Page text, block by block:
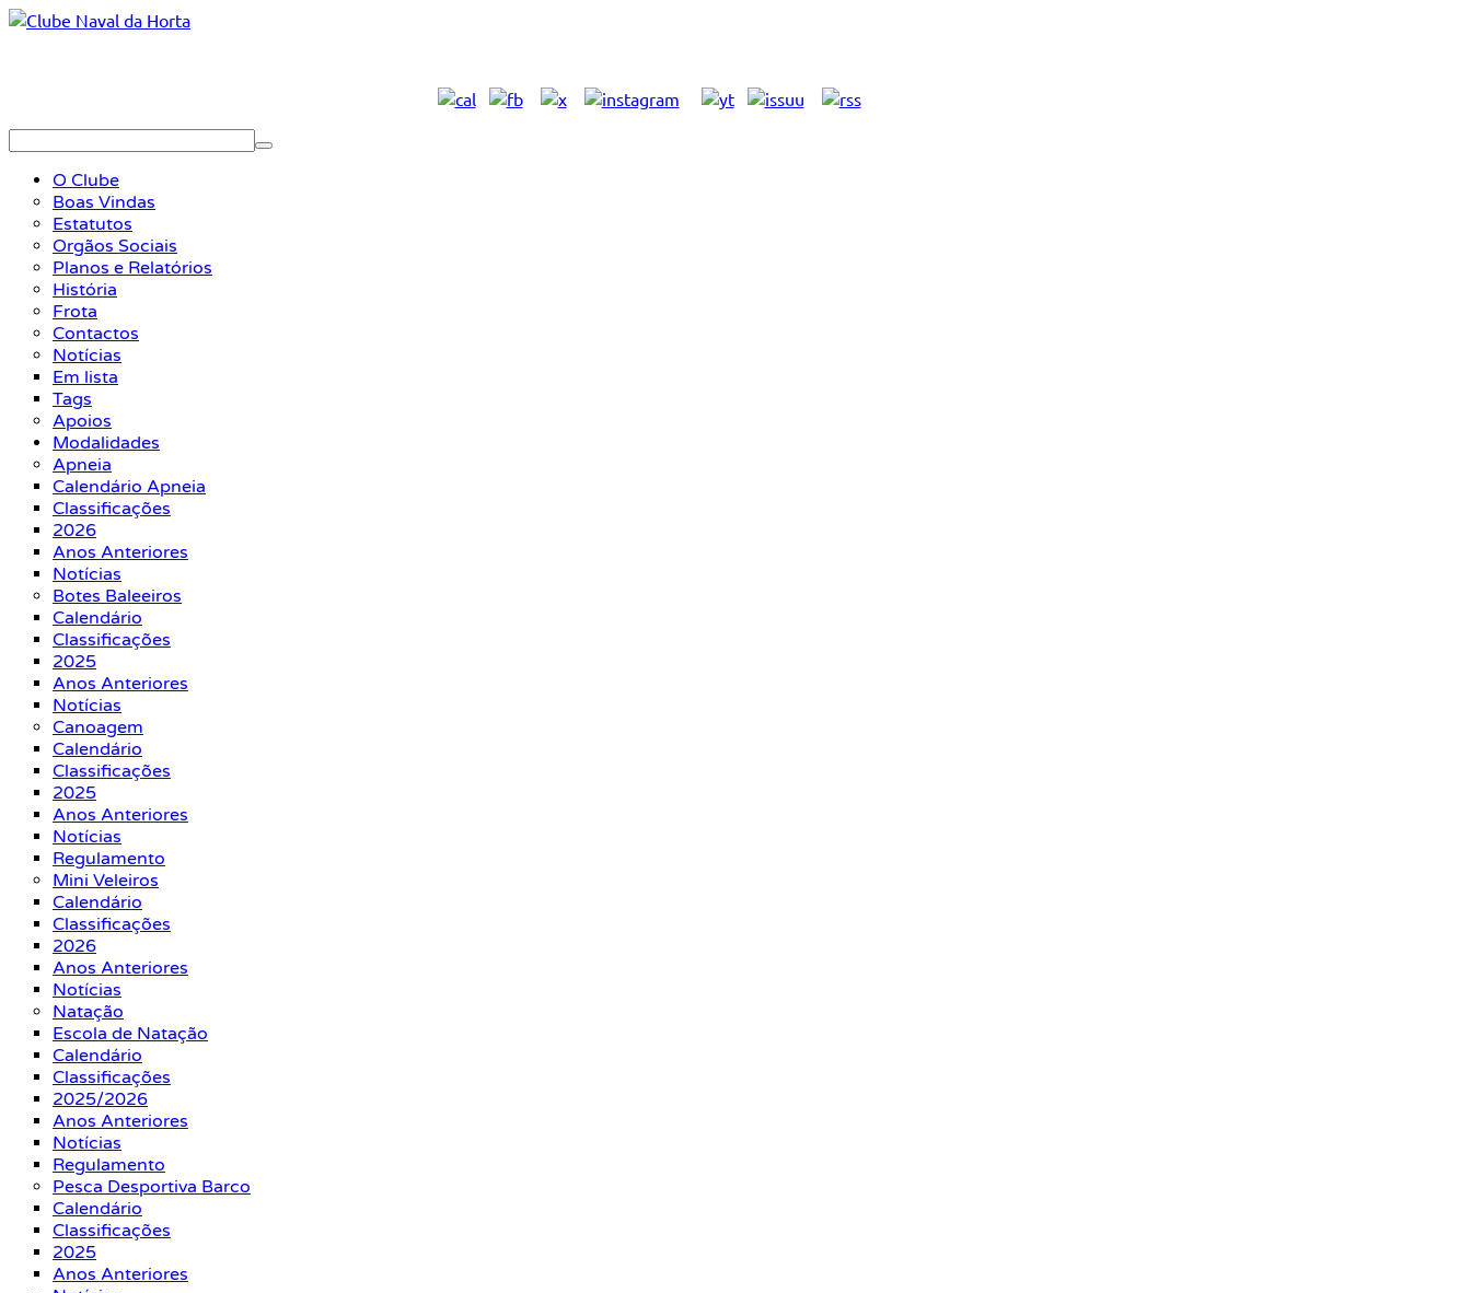
O Clube
Boas Vindas
Estatutos
Orgãos Sociais
Planos e Relatórios
História
Frota
Contactos
Notícias
Em lista
Tags
Apoios
Modalidades
Apneia
Calendário Apneia
Classificações
2026
Anos Anteriores
Notícias
Botes Baleeiros
Calendário
Classificações
2025
Anos Anteriores
Notícias
Canoagem
Calendário
Classificações
2025
Anos Anteriores
Notícias
Regulamento
Mini Veleiros
Calendário
Classificações
2026
Anos Anteriores
Notícias
Natação
Escola de Natação
Calendário
Classificações
2025/2026
Anos Anteriores
Notícias
Regulamento
Pesca Desportiva Barco
Calendário
Classificações
2025
Anos Anteriores